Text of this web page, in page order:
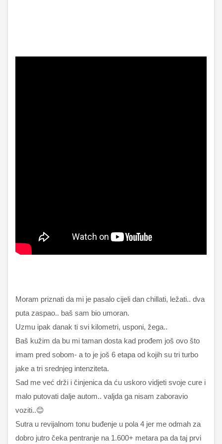
Moram priznati da mi je pasalo cijeli dan chillati, ležati.. dva
puta zaspao.. baš sam bio umoran.
Uzmu ipak danak ti svi kilometri, usponi, žega..
Baš kužim da bu mi taman dosta kad prođem još ovo što
imam pred sobom- a to je još 6 etapa od kojih su tri turbo
jake a tri srednjeg intenziteta.
Sad me već drži i činjenica da ću uskoro vidjeti svoje cure i
malo putovati dalje autom.. valjda ga nisam zaboravio
voziti..😊
Sutra u revijalnom tonu buđenje u pola 4 jer me odmah za
dobro jutro čeka pentranje na 1.600+ metara pa da taj prvi